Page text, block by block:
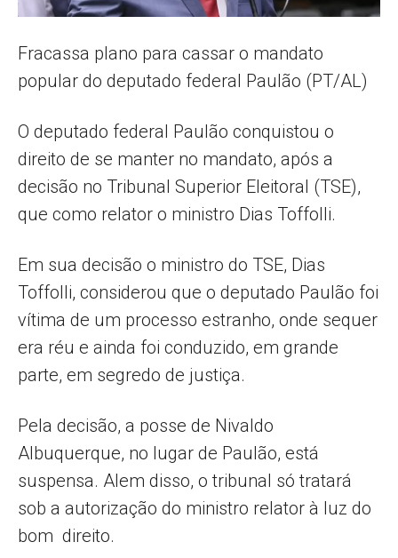
Fracassa plano para cassar o mandato
popular do deputado federal Paulão (PT/AL)
O deputado federal Paulão conquistou o
direito de se manter no mandato, após a
decisão no Tribunal Superior Eleitoral (TSE),
que como relator o ministro Dias Toffolli.
Em sua decisão o ministro do TSE, Dias
Toffolli, considerou que o deputado Paulão foi
vítima de um processo estranho, onde sequer
era réu e ainda foi conduzido, em grande
parte, em segredo de justiça.
Pela decisão, a posse de Nivaldo
Albuquerque, no lugar de Paulão, está
suspensa. Alem disso, o tribunal só tratará
sob a autorização do ministro relator à luz do
bom direito.